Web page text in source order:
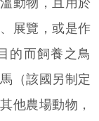
展覽，或是作
的而飼養之鳥
（該國另制定
他農場動物，